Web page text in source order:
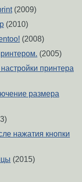
(2009)
(2010)
(2008)
(2005)
принтера
размера
нажатия кнопки
(2015)